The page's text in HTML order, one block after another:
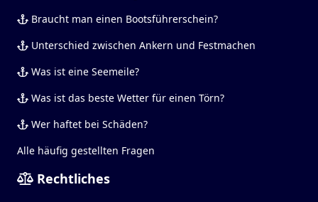
Braucht man einen Bootsführerschein?
Unterschied zwischen Ankern und Festmachen
Was ist eine Seemeile?
Was ist das beste Wetter für einen Törn?
Wer haftet bei Schäden?
Alle häufig gestellten Fragen
Rechtliches